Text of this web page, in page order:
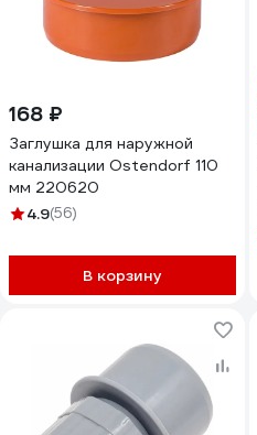
168 ₽
Заглушка для наружной
канализации Ostendorf 110
мм 220620
4.9(56)
В корзину